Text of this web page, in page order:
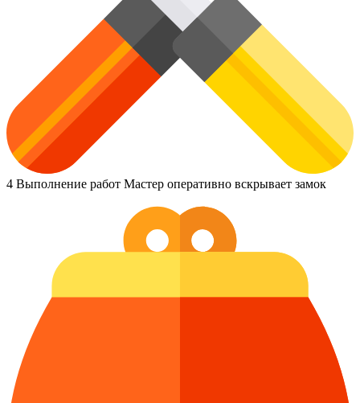
4 Выполнение работ Мастер оперативно вскрывает замок